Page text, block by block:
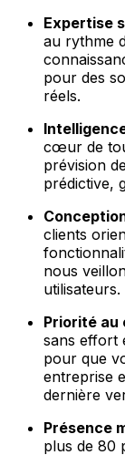
Expertise
au rythme
pour des
réels.
cœur de
prévision
prédictive,
clients
nous
utilisateurs.
Priorité au
sans effort
pour que
entreprise
dernière
Présence
plus de 80